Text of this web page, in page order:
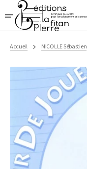
Ignorer
et
passer
au
Accueil NICOLLE Sébastien